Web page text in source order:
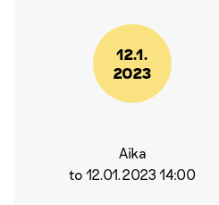
12.1.
2023
Aika
to 12.01.2023 14:00